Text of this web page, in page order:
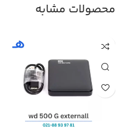
محصولات مشابه